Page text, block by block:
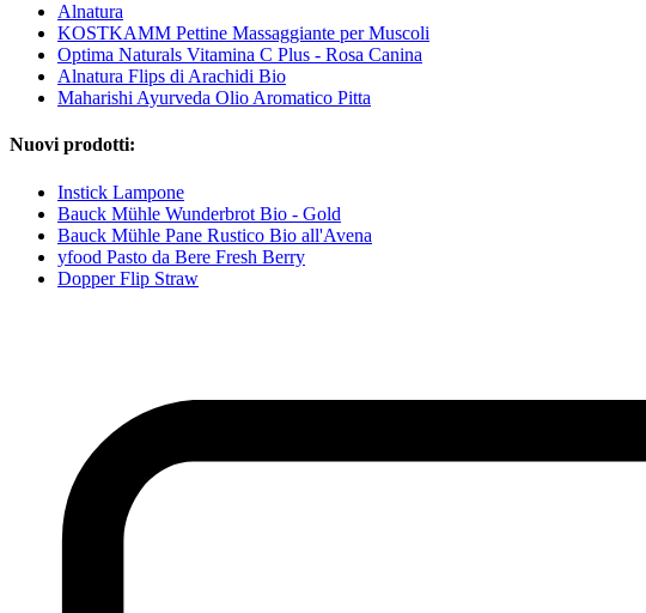
Alnatura
KOSTKAMM Pettine Massaggiante per Muscoli
Optima Naturals Vitamina C Plus - Rosa Canina
Alnatura Flips di Arachidi Bio
Maharishi Ayurveda Olio Aromatico Pitta
Nuovi prodotti:
Instick Lampone
Bauck Mühle Wunderbrot Bio - Gold
Bauck Mühle Pane Rustico Bio all'Avena
yfood Pasto da Bere Fresh Berry
Dopper Flip Straw